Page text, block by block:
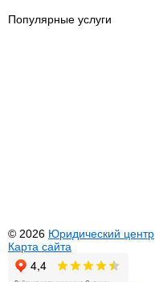
Популярные услуги
© 2026 Юридический центр
Карта сайта